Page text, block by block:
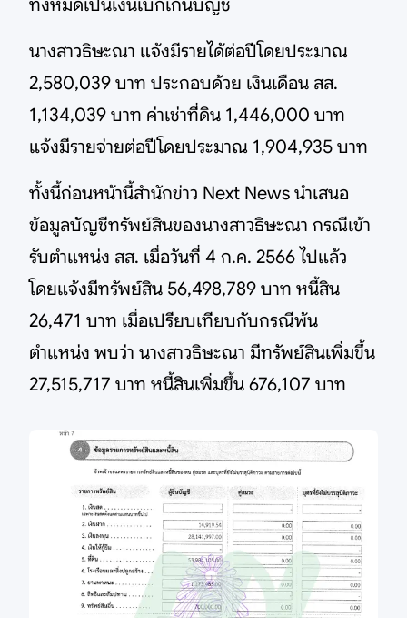
ทั้งหมดเป็นเงินเบิกเกินบัญชี
นางสาวธิษะณา แจ้งมีรายได้ต่อปีโดยประมาณ
2,580,039 บาท ประกอบด้วย เงินเดือน สส.
1,134,039 บาท ค่าเช่าที่ดิน 1,446,000 บาท
แจ้งมีรายจ่ายต่อปีโดยประมาณ 1,904,935 บาท
ทั้งนี้ก่อนหน้านี้สำนักข่าว Next News นำเสนอ
ข้อมูลบัญชีทรัพย์สินของนางสาวธิษะณา กรณีเข้า
รับตำแหน่ง สส. เมื่อวันที่ 4 ก.ค. 2566 ไปแล้ว
โดยแจ้งมีทรัพย์สิน 56,498,789 บาท หนี้สิน
26,471 บาท เมื่อเปรียบเทียบกับกรณีพ้น
ตำแหน่ง พบว่า นางสาวธิษะณา มีทรัพย์สินเพิ่มขึ้น
27,515,717 บาท หนี้สินเพิ่มขึ้น 676,107 บาท